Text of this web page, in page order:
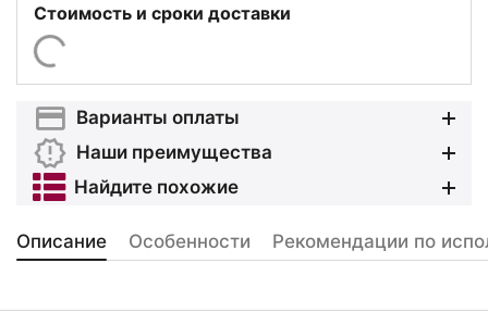
Стоимость и сроки доставки
Варианты оплаты
Наши преимущества
Найдите похожие
Описание Особенности Рекомендации по